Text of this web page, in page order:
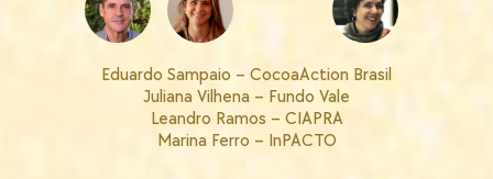
Eduardo Sampaio – CocoaAction Brasil
Juliana Vilhena – Fundo Vale
Leandro Ramos – CIAPRA
Marina Ferro – InPACTO